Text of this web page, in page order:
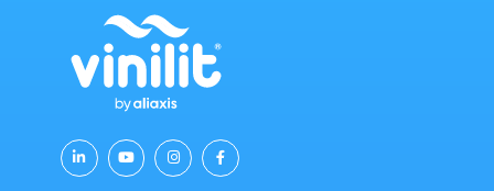
L
i
n
Y
o
u
I
n
s
F
a
c